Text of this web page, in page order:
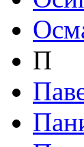
П